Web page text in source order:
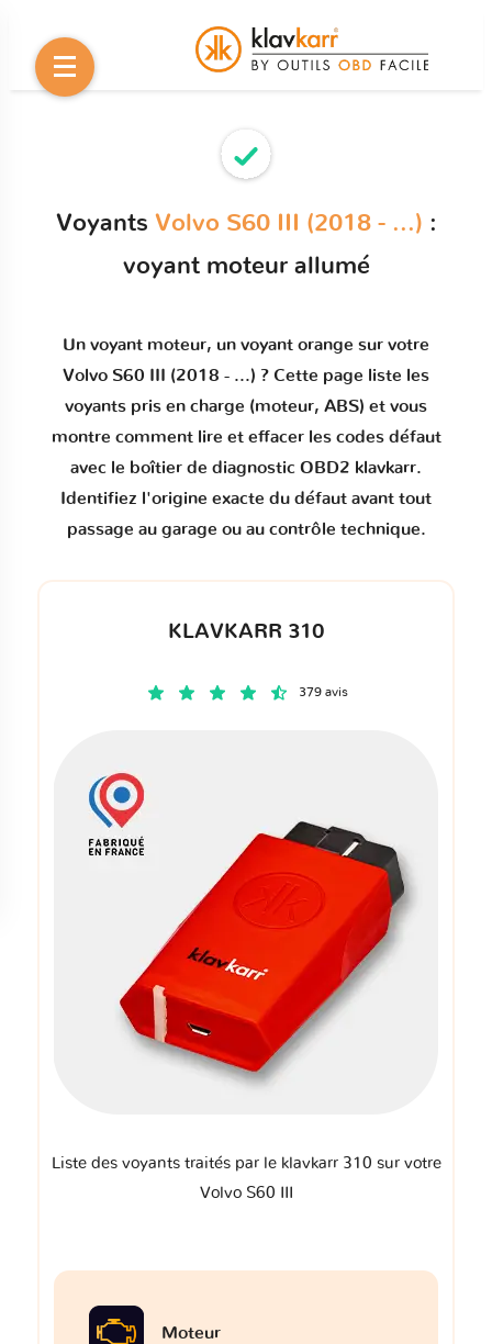
Voyants Volvo S60 III (2018 - ...) :
voyant moteur allumé
Un voyant moteur, un voyant orange sur votre
Volvo S60 III (2018 - ...) ? Cette page liste les
voyants pris en charge (moteur, ABS) et vous
montre comment lire et effacer les codes défaut
avec le boîtier de diagnostic OBD2 klavkarr.
Identifiez l'origine exacte du défaut avant tout
passage au garage ou au contrôle technique.
KLAVKARR 310
379 avis
Liste des voyants traités par le klavkarr 310 sur votre
Volvo S60 III
Moteur